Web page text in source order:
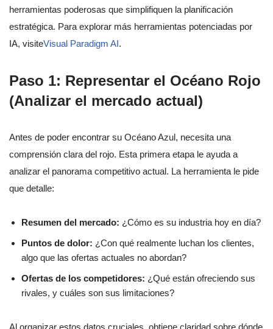
herramientas poderosas que simplifiquen la planificación
estratégica. Para explorar más herramientas potenciadas por
IA, visiteVisual Paradigm AI.
Paso 1: Representar el Océano Rojo
(Analizar el mercado actual)
Antes de poder encontrar su Océano Azul, necesita una
comprensión clara del rojo. Esta primera etapa le ayuda a
analizar el panorama competitivo actual. La herramienta le pide
que detalle:
Resumen del mercado: ¿Cómo es su industria hoy en día?
Puntos de dolor: ¿Con qué realmente luchan los clientes,
algo que las ofertas actuales no abordan?
Ofertas de los competidores: ¿Qué están ofreciendo sus
rivales, y cuáles son sus limitaciones?
Al organizar estos datos cruciales, obtiene claridad sobre dónde